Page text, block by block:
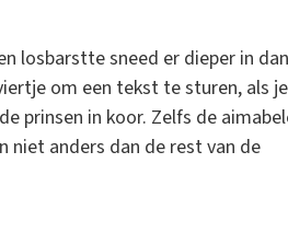
losbarstte sneed er dieper in
om een tekst te sturen, als
prinsen in koor. Zelfs de
niet anders dan de rest van de